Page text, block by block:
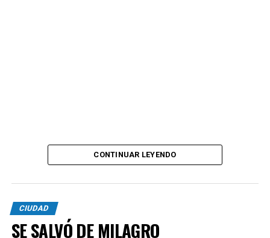
CONTINUAR LEYENDO
CIUDAD
SE SALVÓ DE MILAGRO